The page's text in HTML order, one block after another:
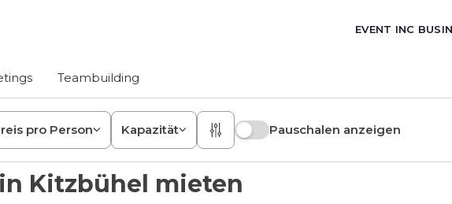
EVENT INC
Teambuilding
pro Person Kapazität Pauschalen anzeigen
Kitzbühel mieten